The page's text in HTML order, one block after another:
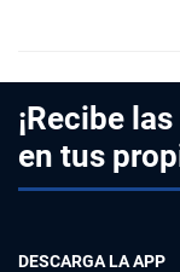
¡Recibe
en tus
DESCARGA LA APP